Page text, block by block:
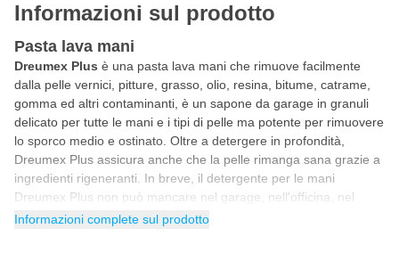
Informazioni sul prodotto
Pasta lava mani
Dreumex Plus è una pasta lava mani che rimuove facilmente
dalla pelle vernici, pitture, grasso, olio, resina, bitume, catrame,
gomma ed altri contaminanti, è un sapone da garage in granuli
delicato per tutte le mani e i tipi di pelle ma potente per rimuovere
lo sporco medio e ostinato. Oltre a detergere in profondità,
Dreumex Plus assicura anche che la pelle rimanga sana grazie a
ingredienti rigeneranti. In breve, il detergente per le mani
Dreumex Plus non può mancare nel garage, nell'officina, nel
reparto verniciatura, nella sala di miscelazione delle vernici o nel
Informazioni complete sul prodotto